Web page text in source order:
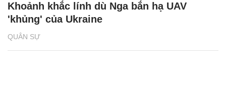
QUÂN SỰ
Khoảnh khắc lính dù Nga bắn hạ UAV
'khủng' của Ukraine